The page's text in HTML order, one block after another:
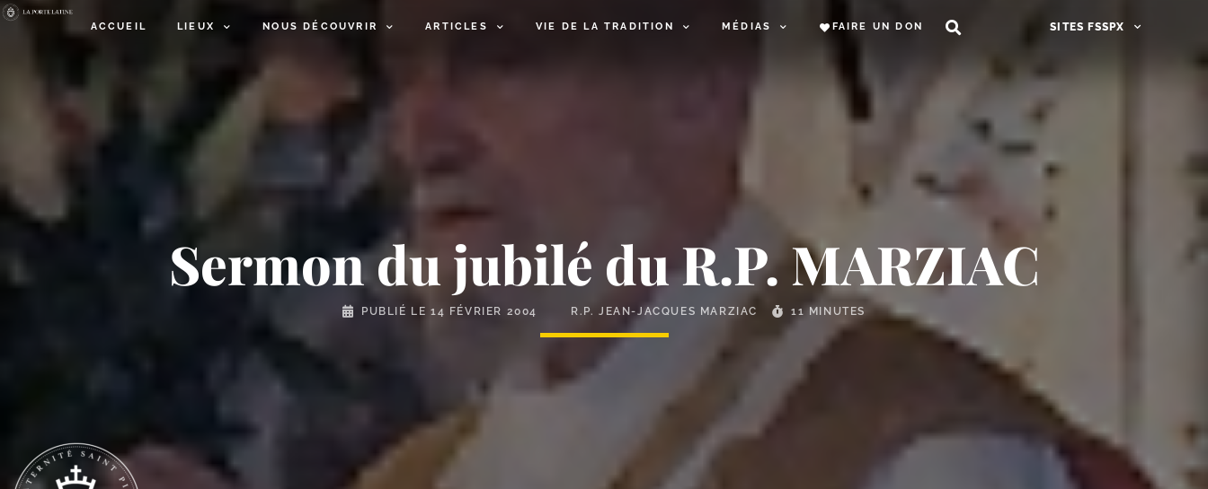
ACCUEIL LIEUX NOUS DÉCOUVRIR ARTICLES VIE DE LA TRADITION MÉDIAS FAIRE UN DON SITES FSSPX
Sermon du jubilé du R.P. MARZIAC
PUBLIÉ LE 14 FÉVRIER 2004 R.P. JEAN-JACQUES MARZIAC 11 MINUTES